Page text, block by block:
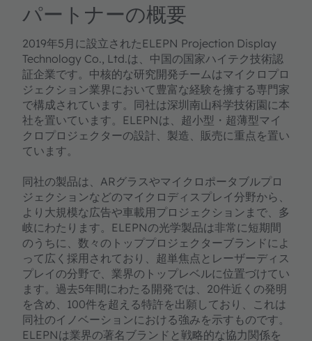
パートナーの概要
2019年5月に設立されたELEPN Projection Display
Technology Co., Ltd.は、中国の国家ハイテク技術認
証企業です。中核的な研究開発チームはマイクロプロ
ジェクション業界において豊富な経験を擁する専門家
で構成されています。同社は深圳南山科学技術園に本
社を置いています。ELEPNは、超小型・超薄型マイ
クロプロジェクターの設計、製造、販売に重点を置い
ています。
同社の製品は、ARグラスやマイクロポータブルプロ
ジェクションなどのマイクロディスプレイ分野から、
より大規模な広告や車載用プロジェクションまで、多
岐にわたります。ELEPNの光学製品は非常に短期間
のうちに、数々のトッププロジェクターブランドによ
って広く採用されており、超単焦点とレーザーディス
プレイの分野で、業界のトップレベルに位置づけてい
ます。過去5年間にわたる開発では、20件近くの発明
を含め、100件を超える特許を出願しており、これは
同社のイノベーションにおける強みを示すものです。
ELEPNは業界の著名ブランドと戦略的な協力関係を